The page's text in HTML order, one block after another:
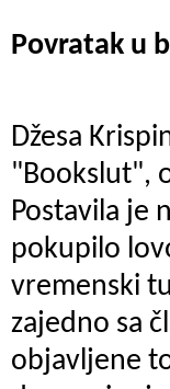
Povratak u
Džesa
"Bookslut",
Postavila je
pokupilo
vremenski
zajedno sa
objavljene